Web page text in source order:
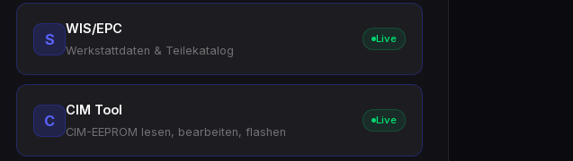
S
WIS/EPC
Werkstattdaten & Teilekatalog
Live
C
CIM Tool
CIM-EEPROM lesen, bearbeiten, flashen
Live